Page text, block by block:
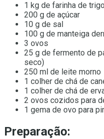
1 kg de farinha de trigo
200 g de açúcar
10 g de sal
100 g de manteiga
3 ovos
25 g de fermento de
seco)
250 ml de leite morno
1 colher de chá de
1 colher de chá de
2 ovos cozidos para
1 gema de ovo para
Preparação: